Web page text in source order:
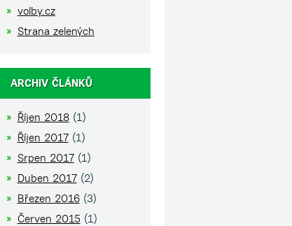
volby.cz
Strana zelených
ARCHIV ČLÁNKŮ
Říjen 2018(1)
Říjen 2017(1)
Srpen 2017(1)
Duben 2017(2)
Březen 2016(3)
Červen 2015(1)